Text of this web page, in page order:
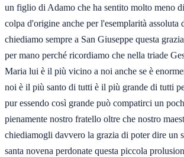
un figlio di Adamo che ha sentito molto meno
colpa d'origine anche per l'esemplarità assoluta
chiediamo sempre a San Giuseppe questa
per mano perché ricordiamo che nella triade
Maria lui è il più vicino a noi anche se è
noi è il più santo di tutti è il più grande di tutti
pur essendo così grande può compatirci un
pienamente nostro fratello oltre che nostro
chiediamogli davvero la grazia di poter dire un
santa novena perdonate questa piccola